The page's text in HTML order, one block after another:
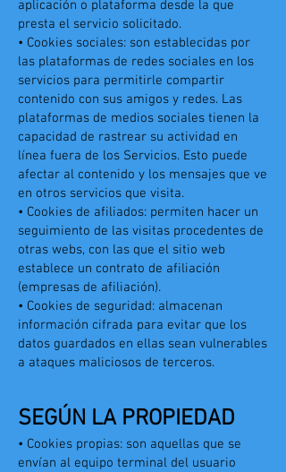
aplicación o plataforma desde la que
presta el servicio solicitado.
• Cookies sociales: son establecidas por
las plataformas de redes sociales en los
servicios para permitirle compartir
contenido con sus amigos y redes. Las
plataformas de medios sociales tienen la
capacidad de rastrear su actividad en
línea fuera de los Servicios. Esto puede
afectar al contenido y los mensajes que ve
en otros servicios que visita.
• Cookies de afiliados: permiten hacer un
seguimiento de las visitas procedentes de
otras webs, con las que el sitio web
establece un contrato de afiliación
(empresas de afiliación).
• Cookies de seguridad: almacenan
información cifrada para evitar que los
datos guardados en ellas sean vulnerables
a ataques maliciosos de terceros.
SEGÚN LA PROPIEDAD
• Cookies propias: son aquellas que se
envían al equipo terminal del usuario